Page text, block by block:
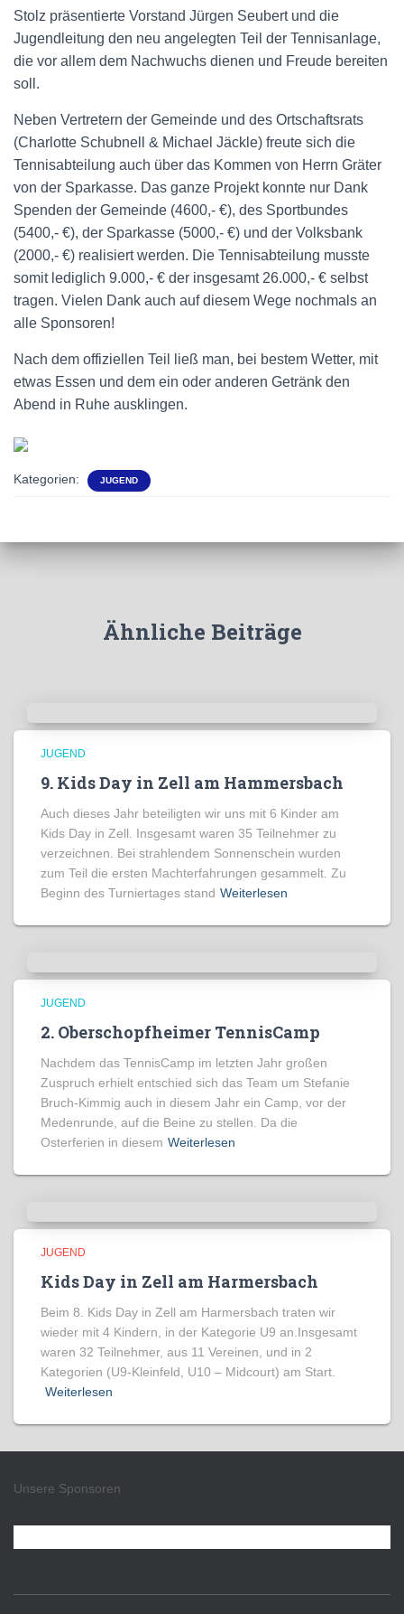
Stolz präsentierte Vorstand Jürgen Seubert und die
Jugendleitung den neu angelegten Teil der Tennisanlage,
die vor allem dem Nachwuchs dienen und Freude bereiten
soll.
Neben Vertretern der Gemeinde und des Ortschaftsrats
(Charlotte Schubnell & Michael Jäckle) freute sich die
Tennisabteilung auch über das Kommen von Herrn Gräter
von der Sparkasse. Das ganze Projekt konnte nur Dank
Spenden der Gemeinde (4600,- €), des Sportbundes
(5400,- €), der Sparkasse (5000,- €) und der Volksbank
(2000,- €) realisiert werden. Die Tennisabteilung musste
somit lediglich 9.000,- € der insgesamt 26.000,- € selbst
tragen. Vielen Dank auch auf diesem Wege nochmals an
alle Sponsoren!
Nach dem offiziellen Teil ließ man, bei bestem Wetter, mit
etwas Essen und dem ein oder anderen Getränk den
Abend in Ruhe ausklingen.
Kategorien: JUGEND
Ähnliche Beiträge
JUGEND
9. Kids Day in Zell am Hammersbach
Auch dieses Jahr beteiligten wir uns mit 6 Kinder am
Kids Day in Zell. Insgesamt waren 35 Teilnehmer zu
verzeichnen. Bei strahlendem Sonnenschein wurden
zum Teil die ersten Machterfahrungen gesammelt. Zu
Beginn des Turniertages stand Weiterlesen
JUGEND
2. Oberschopfheimer TennisCamp
Nachdem das TennisCamp im letzten Jahr großen
Zuspruch erhielt entschied sich das Team um Stefanie
Bruch-Kimmig auch in diesem Jahr ein Camp, vor der
Medenrunde, auf die Beine zu stellen. Da die
Osterferien in diesem Weiterlesen
JUGEND
Kids Day in Zell am Harmersbach
Beim 8. Kids Day in Zell am Harmersbach traten wir
wieder mit 4 Kindern, in der Kategorie U9 an.Insgesamt
waren 32 Teilnehmer, aus 11 Vereinen, und in 2
Kategorien (U9-Kleinfeld, U10 – Midcourt) am Start.
Weiterlesen
Unsere Sponsoren